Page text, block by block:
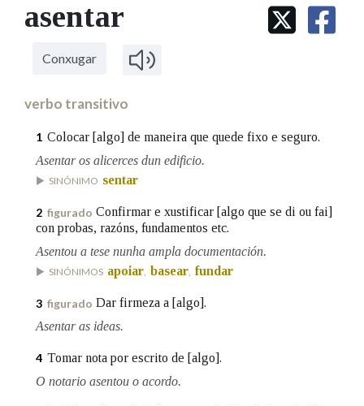
IDENTIDADE CORPORATIVA
MARCIAL DEL ADALID
FIGURAS HOMENAXEADAS
Facebook
TwitterYoutubeInstagram
Bluesky
BUSCAR NOS LEMAS
Comeza por
Contén
BUSCAR NO CONTIDO
asentar
Conxugar
verbo transitivo
1 Colocar [algo] de maneira que quede fixo e seguro.
Asentar os alicerces dun edificio.
SINÓNIMO sentar
2 figurado Confirmar e xustificar [algo que se di ou fai]
con probas, razóns, fundamentos etc.
Asentou a tese nunha ampla documentación.
SINÓNIMOS apoiar basear fundar
3 figurado Dar firmeza a [algo].
Asentar as ideas.
4 Tomar nota por escrito de [algo].
O notario asentou o acordo.